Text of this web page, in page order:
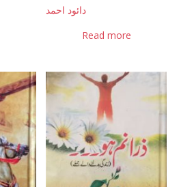
دائود احمد
Read more